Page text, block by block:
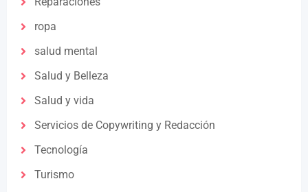
ropa
salud mental
Salud y Belleza
Salud y vida
Servicios de Copywriting y Redacción
Tecnología
Turismo